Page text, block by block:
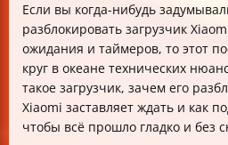
Лимиты разблокировки на Mi
Как проверить статус
Как разблокировать
— мифы и реальность
Подготовка к разблокировке
Официальный процесс
Unlock
Если вы когда-нибудь
разблокировать загрузчик
ожидания и таймеров, то этот
круг в океане технических
такое загрузчик, зачем его
Xiaomi заставляет ждать и как
чтобы всё прошло гладко и без